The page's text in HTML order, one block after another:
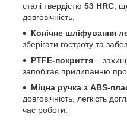
сталі твердістю 53 HRC ,
довговічність.
Конічне шліфування
зберігати гостроту та
PTFE-покриття –
запобігає прилипанню
Міцна ручка з ABS-
довговічність, легкість
час роботи.